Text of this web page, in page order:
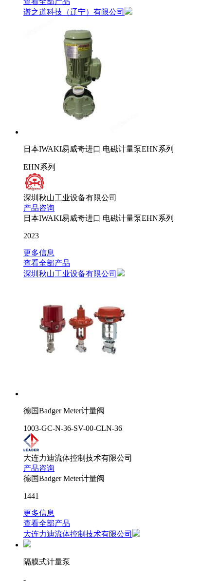
谱之道科技（辽宁）有限公司
日本IWAKI易威奇进口 电磁计量泵EHN系列
EHN系列
深圳秋山工业设备有限公司
产品咨询
日本IWAKI易威奇进口 电磁计量泵EHN系列
2023
更多信息
查看全部产品
深圳秋山工业设备有限公司
德国Badger Meter计量阀
1003-GC-N-36-SV-00-CLN-36
大连力迪流体控制技术有限公司
产品咨询
德国Badger Meter计量阀
1441
更多信息
查看全部产品
大连力迪流体控制技术有限公司
隔膜式计量泵